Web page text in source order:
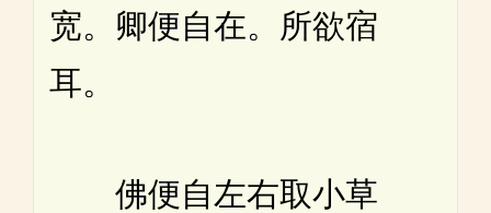
宽。卿便自在。所欲宿
耳。
佛便自左右取小草